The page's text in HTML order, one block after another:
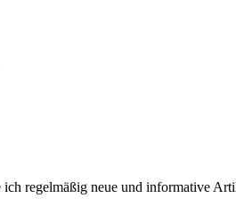
regelmäßig neue und informative